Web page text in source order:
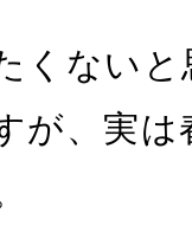
くない
が、実